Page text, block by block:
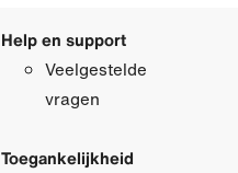
Help en support
Veelgestelde
vragen
Toegankelijkheid